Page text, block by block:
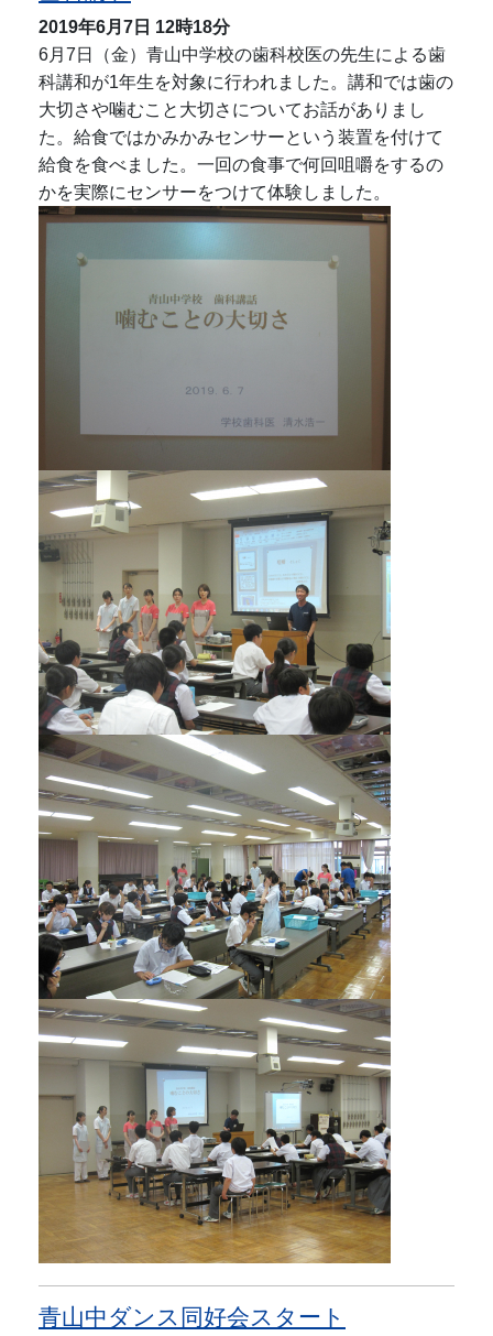
2019年6月7日 12時18分
6月7日（金）青山中学校の歯科校医の先生による歯
科講和が1年生を対象に行われました。講和では歯の
大切さや噛むこと大切さについてお話がありまし
た。給食ではかみかみセンサーという装置を付けて
給食を食べました。一回の食事で何回咀嚼をするの
かを実際にセンサーをつけて体験しました。
青山中ダンス同好会スタート